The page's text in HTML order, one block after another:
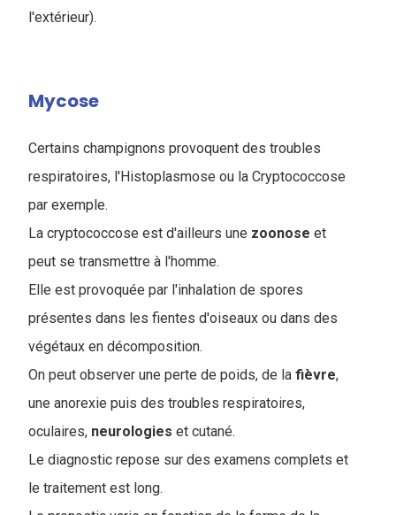
l'extérieur).
Mycose
Certains champignons provoquent des troubles
respiratoires, l'Histoplasmose ou la Cryptococcose
par exemple.
La cryptococcose est d'ailleurs une zoonose et
peut se transmettre à l'homme.
Elle est provoquée par l'inhalation de spores
présentes dans les fientes d'oiseaux ou dans des
végétaux en décomposition.
On peut observer une perte de poids, de la fièvre,
une anorexie puis des troubles respiratoires,
oculaires, neurologies et cutané.
Le diagnostic repose sur des examens complets et
le traitement est long.